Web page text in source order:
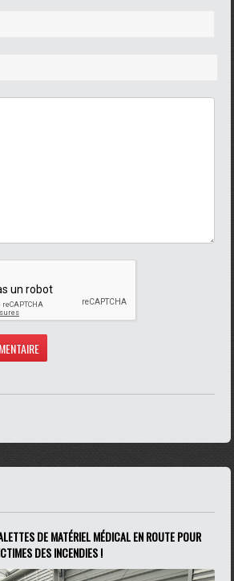
DE MATÉRIEL MÉDICAL EN ROUTE POUR
DES INCENDIES !